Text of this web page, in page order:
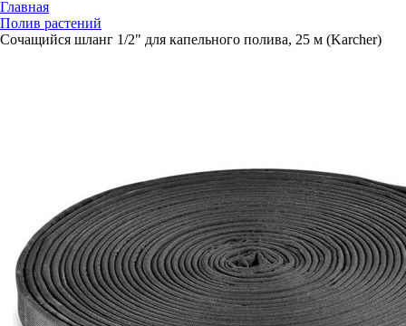
Главная
Полив растений
Сочащийся шланг 1/2" для капельного полива, 25 м (Karcher)